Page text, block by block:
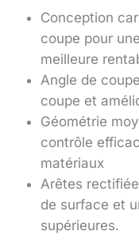
Conception
coupe pour
meilleure
Angle de
coupe et
Géométrie
contrôle
matériaux
Arêtes
de surface et
supérieures.